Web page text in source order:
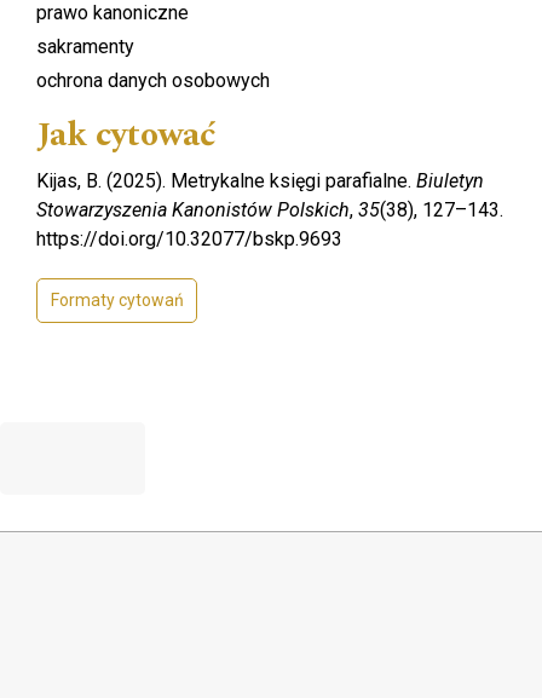
prawo kanoniczne
sakramenty
ochrona danych osobowych
Jak cytować
Kijas, B. (2025). Metrykalne księgi parafialne. Biuletyn
Stowarzyszenia Kanonistów Polskich, 35(38), 127–143.
https://doi.org/10.32077/bskp.9693
Formaty cytowań